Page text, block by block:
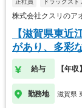
正社員 ドラッグスト
株式会社クスリの
【滋賀県東
があり、多彩
す。
給与 【年
勤務地 滋賀県